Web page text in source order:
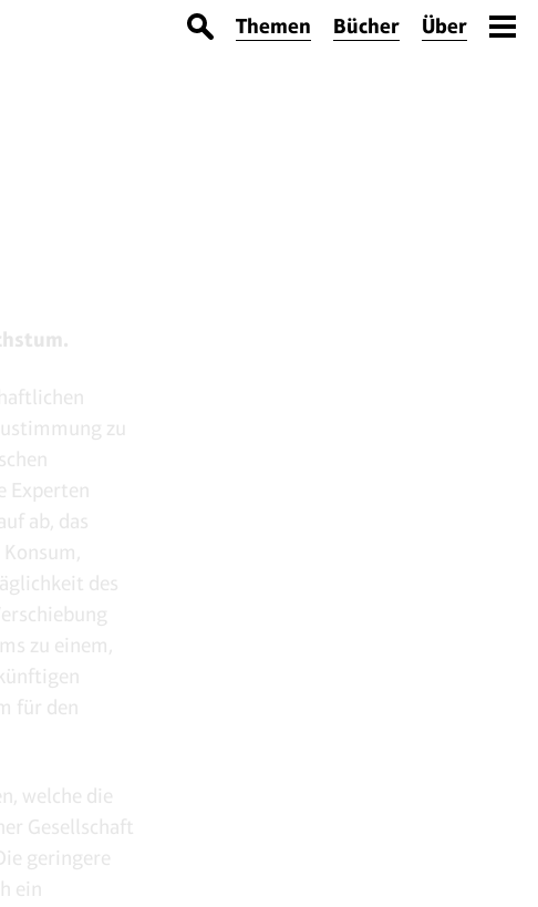
Themen Bücher Über
zu
Experten
ab, das
des
zu einem,
für den
welche die
Gesellschaft
geringere
ein